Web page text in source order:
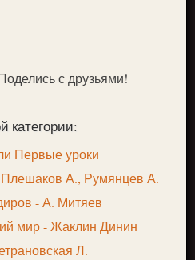
с друзьями!
категории:
Первые уроки
Плешаков А., Румянцев А.
- А. Митяев
мир - Жаклин Динин
Л.